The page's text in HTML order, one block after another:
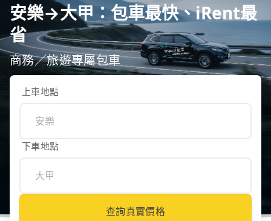
安樂→大甲：包車最快、iRent最
省
商務／旅遊專屬包車
上車地點
下車地點
查詢真實價格